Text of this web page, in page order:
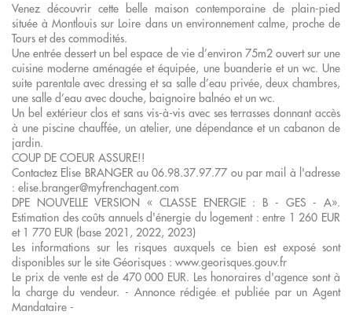
Venez découvrir cette belle maison contemporaine de plain-pied
située à Montlouis sur Loire dans un environnement calme, proche de
Tours et des commodités.
Une entrée dessert un bel espace de vie d’environ 75m2 ouvert sur une
cuisine moderne aménagée et équipée, une buanderie et un wc. Une
suite parentale avec dressing et sa salle d’eau privée, deux chambres,
une salle d’eau avec douche, baignoire balnéo et un wc.
Un bel extérieur clos et sans vis-à-vis avec ses terrasses donnant accès
à une piscine chauffée, un atelier, une dépendance et un cabanon de
jardin.
COUP DE COEUR ASSURE!!
Contactez Elise BRANGER au 06.98.37.97.77 ou par mail à l'adresse
: elise.branger@myfrenchagent.com
DPE NOUVELLE VERSION « CLASSE ENERGIE : B - GES - A».
Estimation des coûts annuels d'énergie du logement : entre 1 260 EUR
et 1 770 EUR (base 2021, 2022, 2023)
Les informations sur les risques auxquels ce bien est exposé sont
disponibles sur le site Géorisques : www.georisques.gouv.fr
Le prix de vente est de 470 000 EUR. Les honoraires d'agence sont à
la charge du vendeur. - Annonce rédigée et publiée par un Agent
Mandataire -